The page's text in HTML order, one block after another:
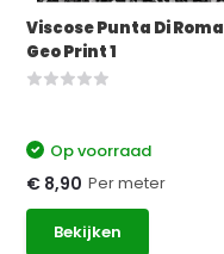
Viscose Punta Di Roma
Geo Print 1
Op voorraad
€ 8,90 Per meter
Bekijken